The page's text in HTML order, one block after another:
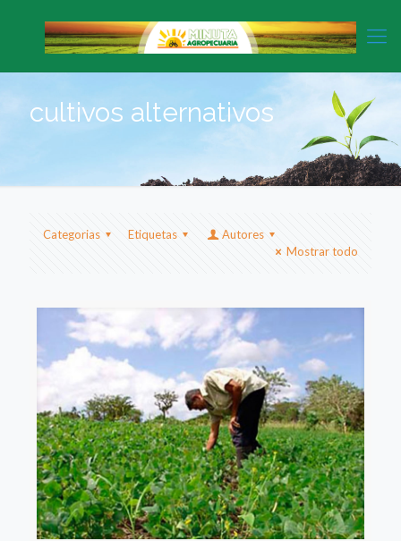
cultivos alternativos
Categorias Etiquetas
Autores
Mostrar todo